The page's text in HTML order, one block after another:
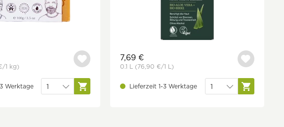
/1 kg)
Werktage
7,69 €
0.1 L (76,90 €/1 L)
Lieferzeit 1-3 Werktage